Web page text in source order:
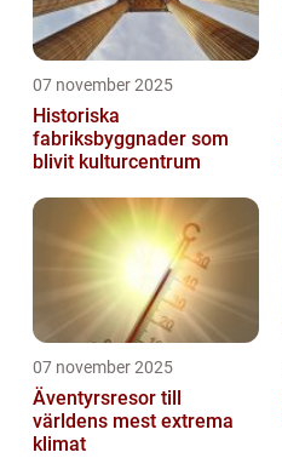
07 november 2025
Historiska
fabriksbyggnader som
blivit kulturcentrum
07 november 2025
Äventyrsresor till
världens mest extrema
klimat